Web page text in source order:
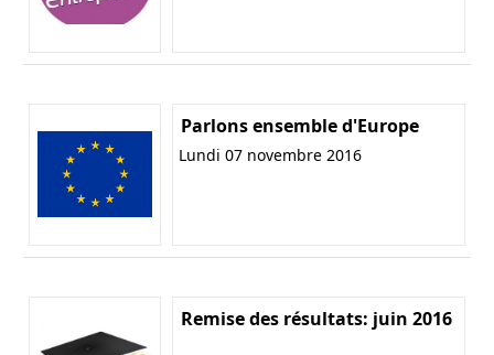
Parlons ensemble d'Europe
Lundi 07 novembre 2016
Remise des résultats: juin 2016